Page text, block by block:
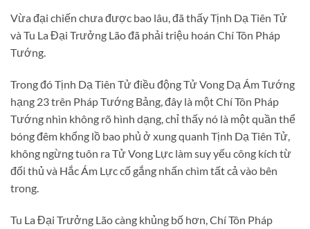
Vừa đại chiến chưa được bao lâu, đã thấy Tịnh Dạ Tiên Tử
và Tu La Đại Trưởng Lão đã phải triệu hoán Chí Tôn Pháp
Tướng.
Trong đó Tịnh Dạ Tiên Tử điều động Tử Vong Dạ Ám Tướng
hạng 23 trên Pháp Tướng Bảng, đây là một Chí Tôn Pháp
Tướng nhìn không rõ hình dạng, chỉ thấy nó là một quần thể
bóng đêm khổng lồ bao phủ ở xung quanh Tịnh Dạ Tiên Tử,
không ngừng tuôn ra Tử Vong Lực làm suy yếu công kích từ
đối thủ và Hắc Ám Lực cố gắng nhấn chìm tất cả vào bên
trong.
Tu La Đại Trưởng Lão càng khủng bố hơn, Chí Tôn Pháp